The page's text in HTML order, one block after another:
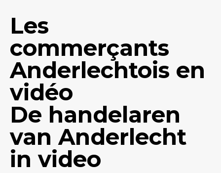
Les
commerçants
Anderlechtois en
vidéo
De handelaren
van Anderlecht
in video